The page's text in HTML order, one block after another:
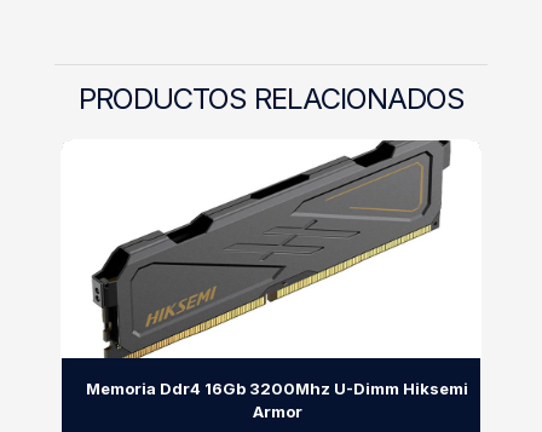
PRODUCTOS RELACIONADOS
Memoria Ddr4 16Gb 3200Mhz U-Dimm Hiksemi
Armor